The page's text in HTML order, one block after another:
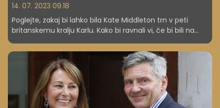
14. 07. 2023 09.18
Poglejte, zakaj bi lahko bila Kate Middleton trn v peti
britanskemu kralju Karlu. Kako bi ravnali vi, če bi bili na
delovnem mestu?